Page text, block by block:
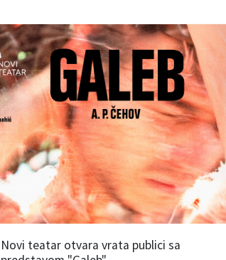
Novi teatar otvara vrata publici sa